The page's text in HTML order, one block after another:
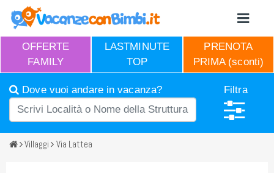
OFFERTE
FAMILY
LASTMINUTE
TOP
PRENOTA
PRIMA (sconti)
Dove vuoi andare in vacanza? Filtra
Villaggi Via Lattea